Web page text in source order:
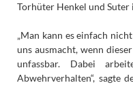
Torhüter Henkel und
„Man kann es einfach
uns ausmacht, wenn
unfassbar. Dabei
Abwehrverhalten“, sagte